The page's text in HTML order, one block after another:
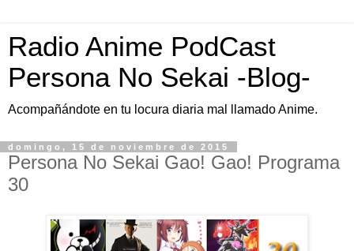
Radio Anime PodCast
Persona No Sekai -Blog-
Acompañándote en tu locura diaria mal llamado Anime.
domingo, 15 de noviembre de 2015
Persona No Sekai Gao! Gao! Programa
30